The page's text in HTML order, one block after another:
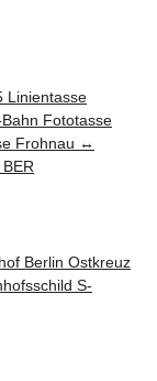
Linientasse
Fototasse
Frohnau ↔